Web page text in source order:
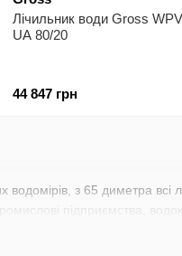
з 65 диметра всі
підприємства,
Лічильник води Gross
UA 80/20
44 847 грн